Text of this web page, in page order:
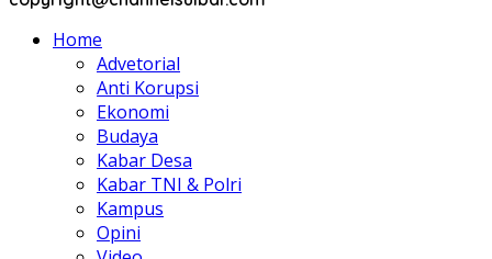
Home
Advetorial
Anti Korupsi
Ekonomi
Budaya
Kabar Desa
Kabar TNI & Polri
Kampus
Opini